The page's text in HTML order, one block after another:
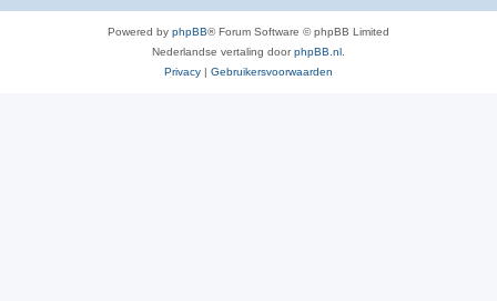
Powered by phpBB® Forum Software © phpBB Limited
Nederlandse vertaling doorphpBB.nl
Privacy | Gebruikersvoorwaarden